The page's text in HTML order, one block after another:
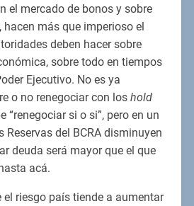
el mercado de bonos y sobre
hacen más que imperioso el
deben hacer sobre
sobre todo en tiempos
Ejecutivo. No es ya
o no renegociar con los hold
“renegociar si o si”, pero en un
Reservas del BCRA disminuyen
deuda será mayor que el que
acá.
el riesgo país tiende a aumentar